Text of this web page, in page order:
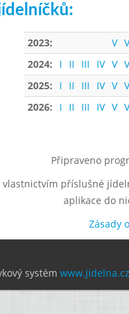
2023: V
2024:
I II III IV V
2025:
I II III IV V
2026:
I II III IV V
Připraveno
příslušné
aplikace do
Zásady
systém www.jidelna.cz